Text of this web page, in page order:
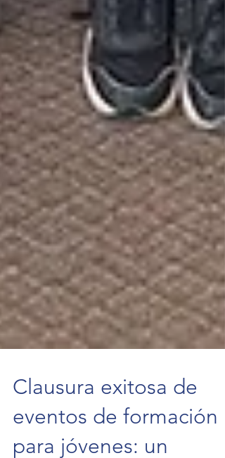
Clausura exitosa de
eventos de formación